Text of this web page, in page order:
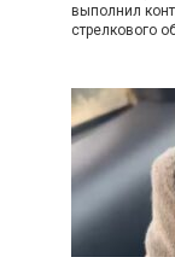
выполнил
стрелкового